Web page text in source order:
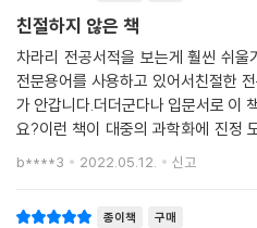
친절하지 않은 책
차라리 전공서적을 보는게 훨씬 쉬
전문용어를 사용하고 있어서친절한
가 안갑니다.더더군다나 입문서로 이
요?이런 책이 대중의 과학화에 진정
오히려 질릴거 같다. 본인 지식 자랑용
b****3 2022.05.12. 신고
종이책 구매